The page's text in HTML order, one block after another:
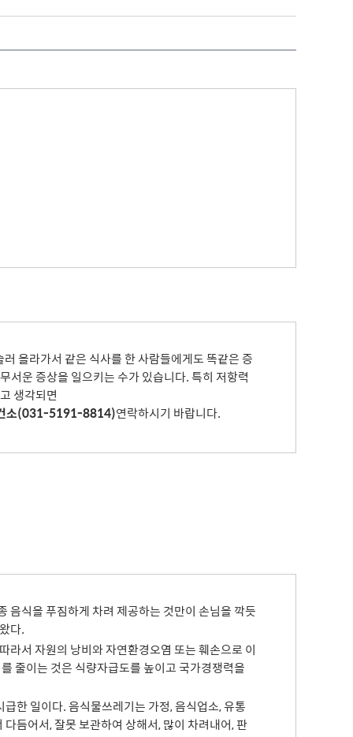
올라가서 같은 식사를 한 사람들에게도 똑같은 증
서운 증상을 일으키는 수가 있습니다. 특히 저항력
생각되면
소(031-5191-8814)연락하시기 바랍니다.
음식을 푸짐하게 차려 제공하는 것만이 손님을 깍듯
다.
서 자원의 낭비와 자연환경오염 또는 훼손으로 이
줄이는 것은 식량자급도를 높이고 국가경쟁력을
한 일이다. 음식물쓰레기는 가정, 음식업소, 유통
듬어서, 잘못 보관하여 상해서, 많이 차려내어, 판